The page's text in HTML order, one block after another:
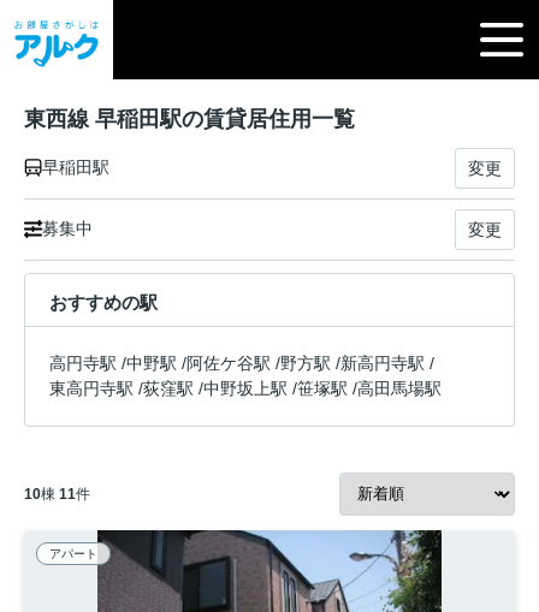
東西線 早稲田駅の賃貸居住用一覧
早稲田駅 変更
募集中 変更
おすすめの駅
高円寺駅 /中野駅 /阿佐ケ谷駅 /野方駅 /新高円寺駅 /
東高円寺駅 /荻窪駅 /中野坂上駅 /笹塚駅 /高田馬場駅
10棟 11件
アパート